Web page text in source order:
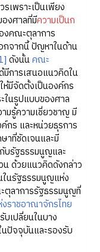
เพราะเป็นเพียง
งศาลที่มีความเป็นก
งคณะตุลาการ
กจากนี้ ปัญหาในด้าน
ดังนั้นคณะ
มีการเสนอแนวคิดใน
มีจัดตั้งเป็นองค์กร
ในรูปแบบของศาล
มรู้ความเชี่ยวชาญ มี
กร และหน่วยธุรการ
ที่ชัดเจนและมี
บรัฐธรรมนูญและ
ด้วยแนวคิดดังกล่าว
นรัฐธรรมนูญแห่ง
ลาการรัฐธรรมนูญที่
ราชอาณาจักรไทย
เปลี่ยนในบาง
ปัจจุบันและรองรับ